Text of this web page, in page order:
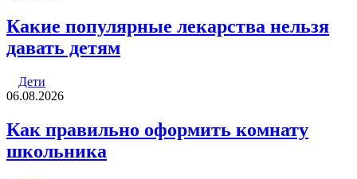
Какие популярные лекарства нельзя
давать детям
Дети
06.08.2026
Как правильно оформить комнату
школьника